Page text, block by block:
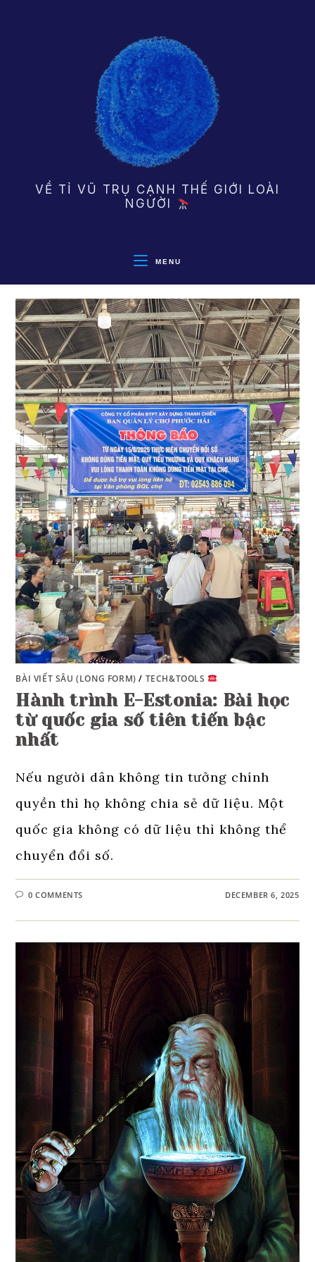
VỀ TỈ VŨ TRỤ CẠNH THẾ GIỚI LOÀI
NGƯỜI
MENU
BÀI VIẾT SÂU (LONG FORM) / TECH&TOOLS
Hành trình E-Estonia: Bài học
từ quốc gia số tiên tiến bậc
nhất
Nếu người dân không tin tưởng chính
quyền thì họ không chia sẻ dữ liệu. Một
quốc gia không có dữ liệu thì không thể
chuyển đổi số.
0 COMMENTS DECEMBER 6, 2025